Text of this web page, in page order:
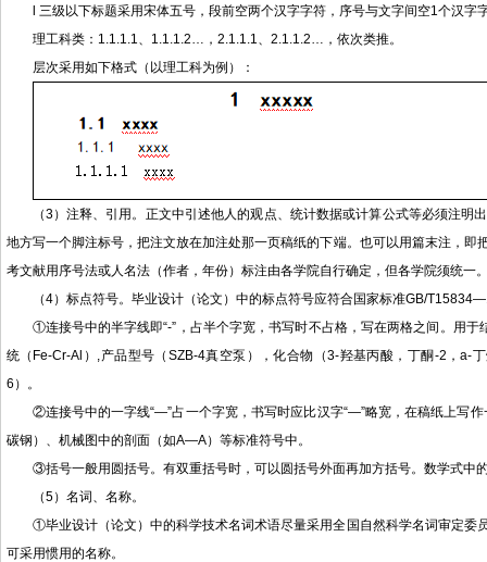
l 三级以下标题采用宋体五号，段前空两个汉字字符，序号与文字间空1个汉字
理工科类：1.1.1.1、1.1.1.2…，2.1.1.1、2.1.1.2…，依次类推。
层次采用如下格式（以理工科为例）：
（3）注释、引用。正文中引述他人的观点、统计数据或计算公式等必须注
地方写一个脚注标号，把注文放在加注处那一页稿纸的下端。也可以用篇末注，
考文献用序号法或人名法（作者，年份）标注由各学院自行确定，但各学院须统一
（4）标点符号。毕业设计（论文）中的标点符号应符合国家标准GB/
①连接号中的半字线即“-”，占半个字宽，书写时不占格，写在两格之间。用
统（Fe-Cr-Al）,产品型号（SZB-4真空泵），化合物（3-羟基丙酸，丁酮-2，
6）。
②连接号中的一字线“―”占一个字宽，书写时应比汉字“―”略宽，在稿纸上
碳钢）、机械图中的剖面（如A―A）等标准符号中。
③括号一般用圆括号。有双重括号时，可以圆括号外面再加方括号。数学式中
（5）名词、名称。
①毕业设计（论文）中的科学技术名词术语尽量采用全国自然科学名词审定
可采用惯用的名称。